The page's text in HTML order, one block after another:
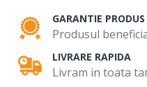
GARANTIE PRODUS
Produsul
LIVRARE RAPIDA
Livram in toata